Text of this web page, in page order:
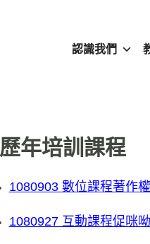
認識我們
歷年培訓課程
1080903 數位課程著作
1080927 互動課程促咪